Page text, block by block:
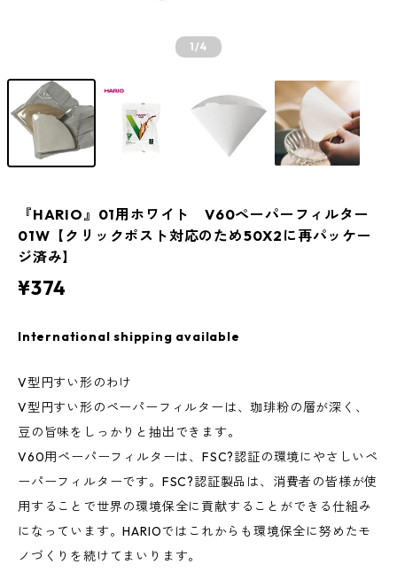
1/4
『HARIO』01用ホワイト V60ペーパーフィルター
01W【クリックポスト対応のため50X2に再パッケー
ジ済み】
¥374
International shipping available
V型円すい形のわけ
V型円すい形のペーパーフィルターは、珈琲粉の層が深く、
豆の旨味をしっかりと抽出できます。
V60用ペーパーフィルターは、FSC?認証の環境にやさしいペ
ーパーフィルターです。FSC?認証製品は、消費者の皆様が使
用することで世界の環境保全に貢献することができる仕組み
になっています。HARIOではこれからも環境保全に努めたモ
ノづくりを続けてまいります。